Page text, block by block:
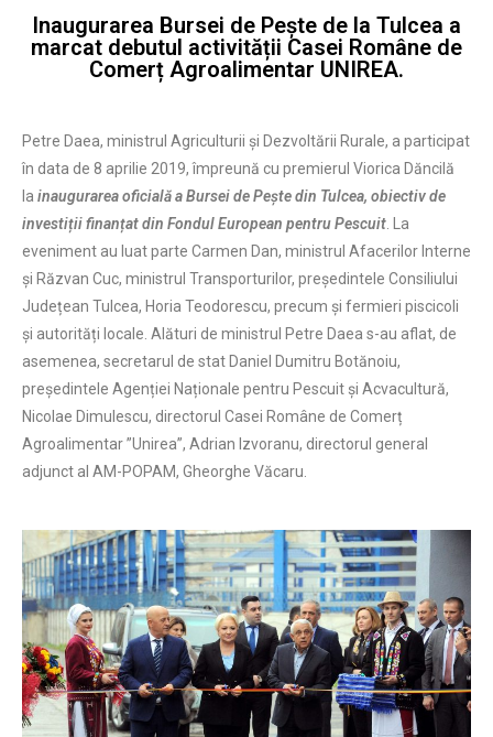
Inaugurarea Bursei de Pește de la Tulcea a
marcat debutul activității Casei Române de
Comerț Agroalimentar UNIREA.
Petre Daea, ministrul Agriculturii și Dezvoltării Rurale, a participat
în data de 8 aprilie 2019, împreună cu premierul Viorica Dăncilă
la inaugurarea oficială a Bursei de Pește din Tulcea, obiectiv de
investiții finanțat din Fondul European pentru Pescuit . La
eveniment au luat parte Carmen Dan, ministrul Afacerilor Interne
și Răzvan Cuc, ministrul Transporturilor, președintele Consiliului
Județean Tulcea, Horia Teodorescu, precum și fermieri piscicoli
și autorități locale. Alături de ministrul Petre Daea s-au aflat, de
asemenea, secretarul de stat Daniel Dumitru Botănoiu,
președintele Agenției Naționale pentru Pescuit și Acvacultură,
Nicolae Dimulescu, directorul Casei Române de Comerț
Agroalimentar ”Unirea”, Adrian Izvoranu, directorul general
adjunct al AM-POPAM, Gheorghe Văcaru.